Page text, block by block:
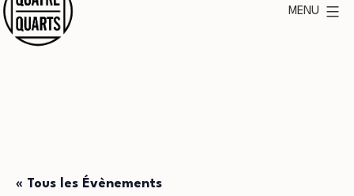
contenu
MENU
« Tous les Évènements